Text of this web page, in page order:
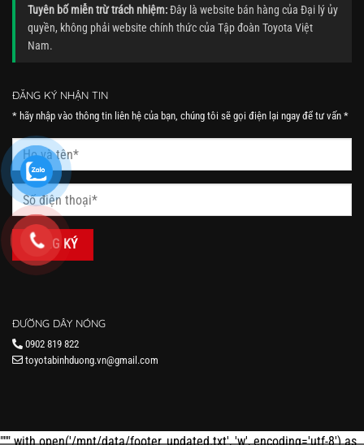
Tuyên bố miễn trừ trách nhiệm:Đây là website bán hàng của Đại lý ủy
quyền, không phải website chính thức của Tập đoàn Toyota Việt
Nam.
ĐĂNG KÝ NHẬN TIN
* hãy nhập vào thông tin liên hệ của bạn, chúng tôi sẽ gọi điện lại ngay để tư vấn *
ĐƯỜNG DÂY NÓNG
0902 819 822
toyotabinhduong.vn@gmail.com
""" with open('/mnt/data/footer_updated.txt', 'w', encoding='utf-8') as